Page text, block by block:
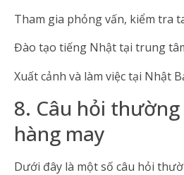
Tham gia phỏng vấn, kiểm tra
Đào tạo tiếng Nhật tại trung
Xuất cảnh và làm việc tại Nhật
8. Câu hỏi
hàng may
Dưới đây là một số câu hỏi